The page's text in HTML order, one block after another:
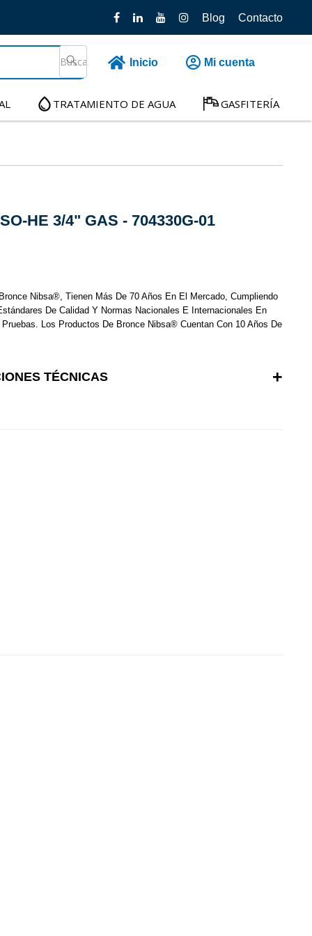
Blog Contacto
Inicio Mi cuenta
TRATAMIENTO DE AGUA GASFITERÍA
HE 3/4" GAS - 704330G-01
Nibsa®, Tienen Más De 70 Años En El Mercado, Cumpliendo
De Calidad Y Normas Nacionales E Internacionales En
Los Productos De Bronce Nibsa® Cuentan Con 10 Años De
TÉCNICAS